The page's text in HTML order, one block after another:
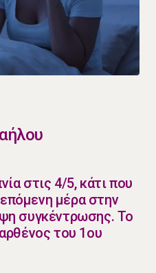
στις 4/5, κάτι που
μέρα στην
συγκέντρωσης. Το
του 1ου